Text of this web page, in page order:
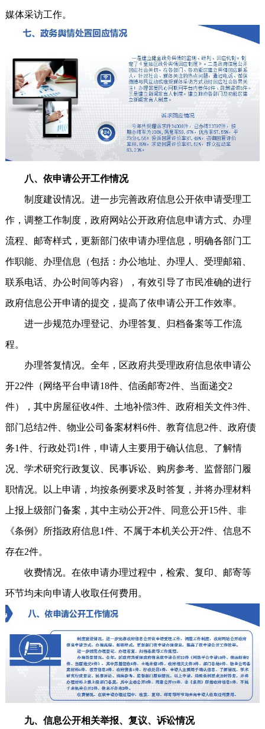
媒体采访工作。
八、依申请公开工作情况
制度建设情况。进一步完善政府信息公开依申请受理工
作，调整工作制度，政府网站公开政府信息申请方式、办理
流程、邮寄样式，更新部门依申请办理信息，明确各部门工
作职能、办理信息（包括：办公地址、办理人、受理邮箱、
联系电话、办公时间等内容），有效引导了市民准确的进行
政府信息公开申请的提交，提高了依申请公开工作效率。
进一步规范办理登记、办理答复、归档备案等工作流
程。
办理答复情况。全年，区政府共受理政府信息依申请公
开22件（网络平台申请18件、信函邮寄2件、当面递交2
件），其中房屋征收4件、土地补偿3件、政府相关文件3件、
部门总结2件、物业公司备案材料6件、教育信息2件、政府债
务1件、行政处罚1件，申请人主要用于确认信息、了解情
况、学术研究行政复议、民事诉讼、购房参考、监督部门履
职情况。以上申请，均按条例要求及时答复，并将办理材料
上报上级部门备案，其中主动公开2件、同意公开15件、非
《条例》所指政府信息1件、不属于本机关公开2件、信息不
存在2件。
收费情况。在依申请办理过程中，检索、复印、邮寄等
环节均未向申请人收取任何费用。
九、信息公开相关举报、复议、诉讼情况